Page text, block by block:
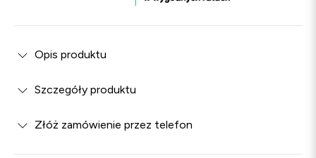
Opis produktu
Szczegóły produktu
Złóż zamówienie przez telefon